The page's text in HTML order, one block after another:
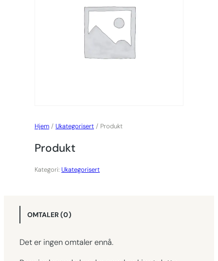
Hjem /Ukategorisert / Produkt
Produkt
Kategori:Ukategorisert
OMTALER (0)
Det er ingen omtaler ennå.